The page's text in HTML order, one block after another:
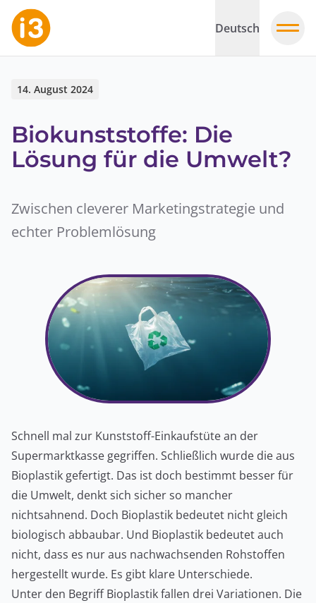
Deutsch
14. August 2024
Biokunststoffe: Die
Lösung für die Umwelt?
Zwischen cleverer Marketingstrategie und
echter Problemlösung
Schnell mal zur Kunststoff-Einkaufstüte an der
Supermarktkasse gegriffen. Schließlich wurde die aus
Bioplastik gefertigt. Das ist doch bestimmt besser für
die Umwelt, denkt sich sicher so mancher
nichtsahnend. Doch Bioplastik bedeutet nicht gleich
biologisch abbaubar. Und Bioplastik bedeutet auch
nicht, dass es nur aus nachwachsenden Rohstoffen
hergestellt wurde. Es gibt klare Unterschiede.
Unter den Begriff Bioplastik fallen drei Variationen. Die